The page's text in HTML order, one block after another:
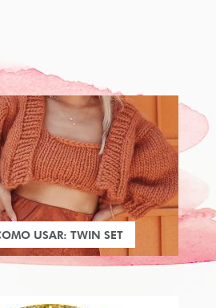
USAR: TWIN SET